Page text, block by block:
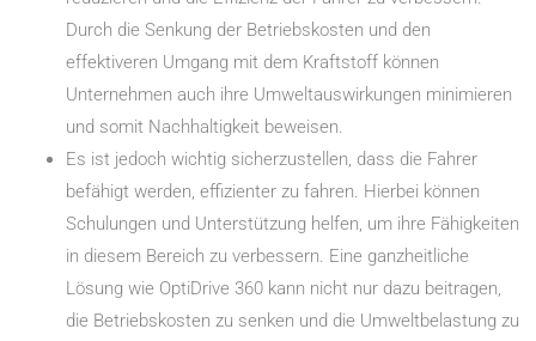
Durch die Senkung der Betriebskosten und den
effektiveren Umgang mit dem Kraftstoff können
Unternehmen auch ihre Umweltauswirkungen minimieren
und somit Nachhaltigkeit beweisen.
Es ist jedoch wichtig sicherzustellen, dass die Fahrer
befähigt werden, effizienter zu fahren. Hierbei können
Schulungen und Unterstützung helfen, um ihre Fähigkeiten
in diesem Bereich zu verbessern. Eine ganzheitliche
Lösung wie OptiDrive 360 kann nicht nur dazu beitragen,
die Betriebskosten zu senken und die Umweltbelastung zu